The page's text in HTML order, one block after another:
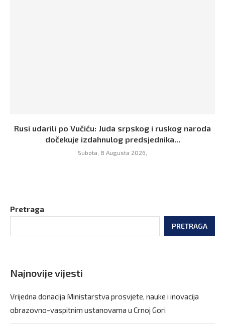
Rusi udarili po Vučiću: Juda srpskog i ruskog naroda
dočekuje izdahnulog predsjednika...
Subota, 8 Augusta 2026,
Pretraga
PRETRAGA
Najnovije vijesti
Vrijedna donacija Ministarstva prosvjete, nauke i inovacija
obrazovno-vaspitnim ustanovama u Crnoj Gori